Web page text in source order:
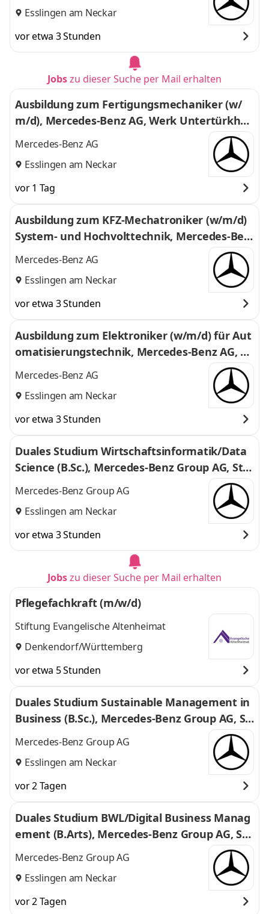
Esslingen am Neckar
vor etwa 3 Stunden
Jobszu dieser Suche per Mail erhalten
Ausbildung zum Fertigungsmechaniker (w/
m/d), Mercedes-Benz AG, Werk Untertürkhei
m, Ausbildungsbeginn 13.09.2027
Mercedes-Benz AG
Esslingen am Neckar
vor 1 Tag
Ausbildung zum KFZ-Mechatroniker (w/m/d)
System- und Hochvolttechnik, Mercedes-Ben
z AG, Werk Untertürkheim, Ausbildungsbegin
Mercedes-Benz AG
Esslingen am Neckar
vor etwa 3 Stunden
Ausbildung zum Elektroniker (w/m/d) für Aut
omatisierungstechnik, Mercedes-Benz AG, W
erk Untertürkheim, Ausbildungsbeginn 13.0
Mercedes-Benz AG
Esslingen am Neckar
vor etwa 3 Stunden
Duales Studium Wirtschaftsinformatik/Data
Science (B.Sc.), Mercedes-Benz Group AG, Stu
ttgart, 01.10.2027 (m/w/d)
Mercedes-Benz Group AG
Esslingen am Neckar
vor etwa 3 Stunden
Jobszu dieser Suche per Mail erhalten
Pflegefachkraft (m/w/d)
Stiftung Evangelische Altenheimat
Denkendorf/Württemberg
vor etwa 5 Stunden
Duales Studium Sustainable Management in
Business (B.Sc.), Mercedes-Benz Group AG, St
uttgart, 01.10.2027 (w/m/d)
Mercedes-Benz Group AG
Esslingen am Neckar
vor 2 Tagen
Duales Studium BWL/Digital Business Manag
ement (B.Arts), Mercedes-Benz Group AG, Stu
ttgart, 01.10.2027 (m/w/d)
Mercedes-Benz Group AG
Esslingen am Neckar
vor 2 Tagen